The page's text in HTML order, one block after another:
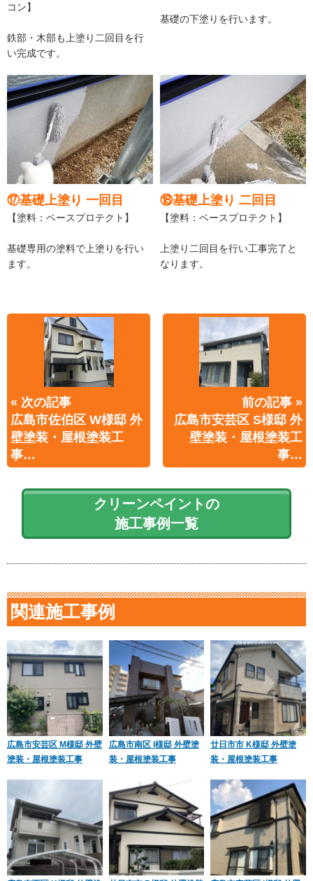
コン】
鉄部・木部も上塗り二回目を行
い完成です。
基礎の下塗りを行います。
⑰基礎上塗り 一回目
【塗料：ベースプロテクト】
基礎専用の塗料で上塗りを行い
ます。
⑱基礎上塗り 二回目
【塗料：ベースプロテクト】
上塗り二回目を行い工事完了と
なります。
« 次の記事
広島市佐伯区 W様邸 外
壁塗装・屋根塗装工
事…
前の記事 »
広島市安芸区 S様邸 外
壁塗装・屋根塗装工
事…
クリーンペイントの
施工事例一覧
関連施工事例
広島市安芸区 M様邸 外壁
塗装・屋根塗装工事
広島市南区 I様邸 外壁塗
装・屋根塗装工事
廿日市市 K様邸 外壁塗
装・屋根塗装工事